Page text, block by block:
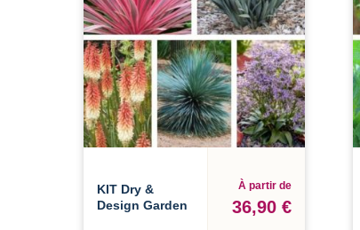
KIT Dry &
Design Garden
À partir de
36,90 €